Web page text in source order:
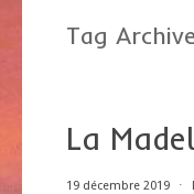
Tag
La
19 décembre 2019 ⋅